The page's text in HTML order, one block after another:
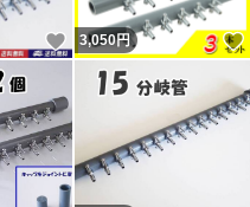
いいね！
3,050円